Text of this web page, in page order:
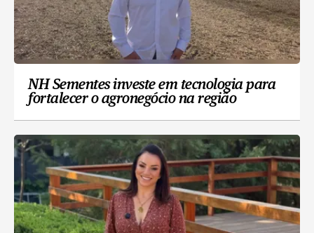
NH Sementes investe em tecnologia para
fortalecer o agronegócio na região